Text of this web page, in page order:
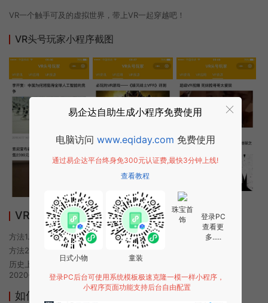
VR一个触手可及的虚拟世界，带上VR一起穿越吧！
VR头号玩家小程序截图
VR头号玩家小程序使用方法
方法1. 使用微信扫描本页面上方二维码进入VR头号玩家的小程序
方法2. 在微信中搜索“VR头号玩家”即可进入小程序
历史上的今时小程序由VR头号玩家团队开发，易企达小程序商店于
2020-10-06 20:29发布
如何开发类似VR头号玩家的小程序
易企达自助生成小程序免费使用
电脑访问 www.eqiday.com 免费使用
通过易企达平台终身免300元认证费,最快3分钟上线!
查看教程
日式小物 童装
珠宝首
饰
登录PC
查看更
多.....
登录PC后台可使用系统模板极速克隆一模一样小程序，
小程序页面功能支持后台自由配置